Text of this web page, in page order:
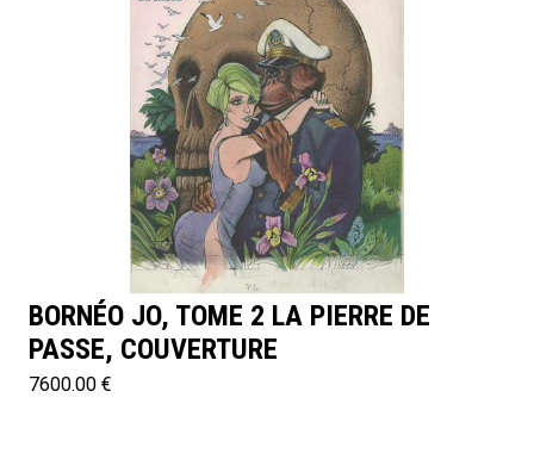
BORNÉO JO, TOME 2 LA PIERRE DE
PASSE, COUVERTURE
7600.00 €